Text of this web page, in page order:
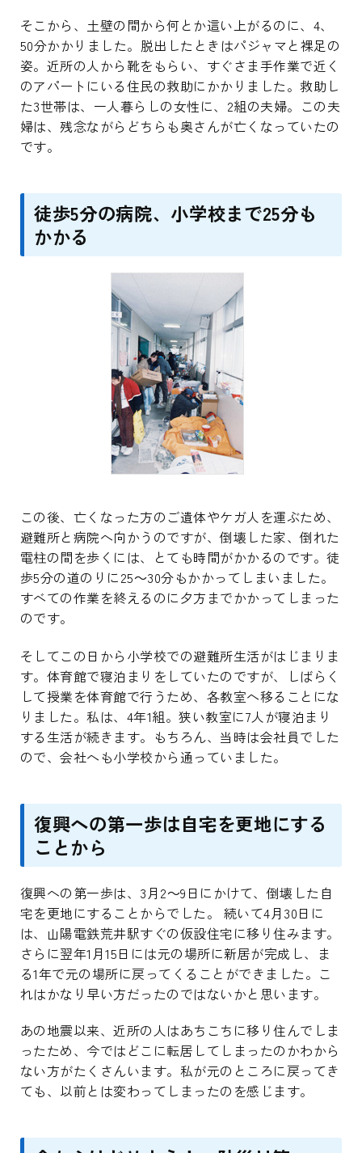
そこから、土壁の間から何とか這い上がるのに、4、
50分かかりました。脱出したときはパジャマと裸足の
姿。近所の人から靴をもらい、すぐさま手作業で近く
のアパートにいる住民の救助にかかりました。救助し
た3世帯は、一人暮らしの女性に、2組の夫婦。この夫
婦は、残念ながらどちらも奥さんが亡くなっていたの
です。
徒歩5分の病院、小学校まで25分も
かかる
この後、亡くなった方のご遺体やケガ人を運ぶため、
避難所と病院へ向かうのですが、倒壊した家、倒れた
電柱の間を歩くには、とても時間がかかるのです。徒
歩5分の道のりに25～30分もかかってしまいました。
すべての作業を終えるのに夕方までかかってしまった
のです。
そしてこの日から小学校での避難所生活がはじまりま
す。体育館で寝泊まりをしていたのですが、しばらく
して授業を体育館で行うため、各教室へ移ることにな
りました。私は、4年1組。狭い教室に7人が寝泊まり
する生活が続きます。もちろん、当時は会社員でした
ので、会社へも小学校から通っていました。
復興への第一歩は自宅を更地にする
ことから
復興への第一歩は、3月2～9日にかけて、倒壊した自
宅を更地にすることからでした。 続いて4月30日に
は、山陽電鉄荒井駅すぐの仮設住宅に移り住みます。
さらに翌年1月15日には元の場所に新居が完成し、ま
る1年で元の場所に戻ってくることができました。こ
れはかなり早い方だったのではないかと思います。
あの地震以来、近所の人はあちこちに移り住んでしま
ったため、今ではどこに転居してしまったのかわから
ない方がたくさんいます。私が元のところに戻ってき
ても、以前とは変わってしまったのを感じます。